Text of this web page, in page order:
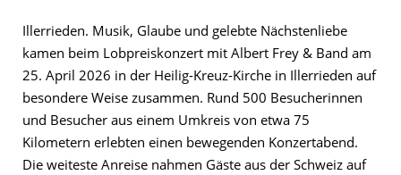
Illerrieden. Musik, Glaube und gelebte Nächstenliebe
kamen beim Lobpreiskonzert mit Albert Frey & Band am
25. April 2026 in der Heilig-Kreuz-Kirche in Illerrieden auf
besondere Weise zusammen. Rund 500 Besucherinnen
und Besucher aus einem Umkreis von etwa 75
Kilometern erlebten einen bewegenden Konzertabend.
Die weiteste Anreise nahmen Gäste aus der Schweiz auf